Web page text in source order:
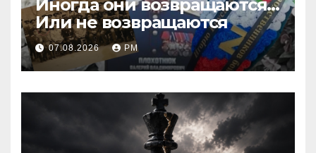
Иногда они возвращаются…
Или не возвращаются
07.08.2026 РМ